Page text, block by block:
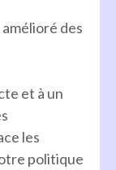
des
et à un
les
politique